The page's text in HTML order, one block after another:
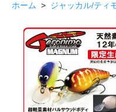
ホーム > ジャッカル/ティ